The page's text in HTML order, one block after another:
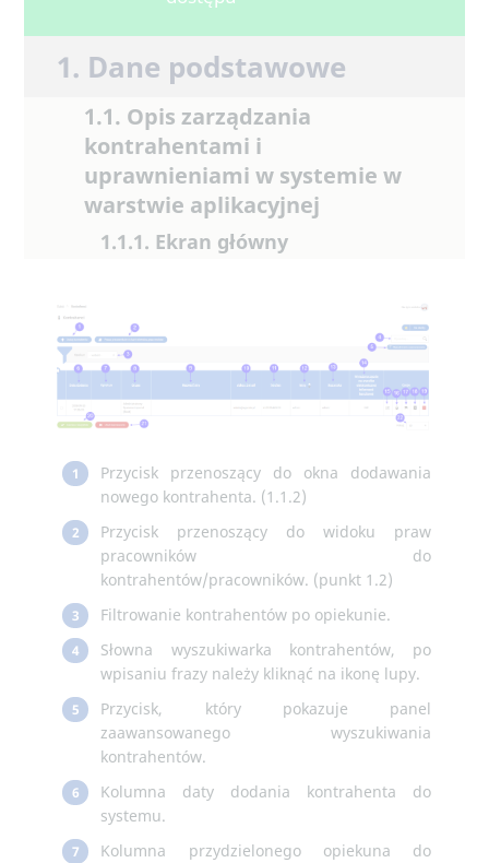
1. Dane podstawowe
1.1. Opis zarządzania
kontrahentami i
uprawnieniami w systemie w
warstwie aplikacyjnej
1.1.1. Ekran główny
1
Przycisk przenoszący do okna dodawania
nowego kontrahenta. (1.1.2)
2
Przycisk przenoszący do widoku praw
pracowników do
kontrahentów/pracowników. (punkt 1.2)
3 Filtrowanie kontrahentów po opiekunie.
4
Słowna wyszukiwarka kontrahentów, po
wpisaniu frazy należy kliknąć na ikonę lupy.
5
Przycisk, który pokazuje panel
zaawansowanego wyszukiwania
kontrahentów.
6
Kolumna daty dodania kontrahenta do
systemu.
7
Kolumna przydzielonego opiekuna do